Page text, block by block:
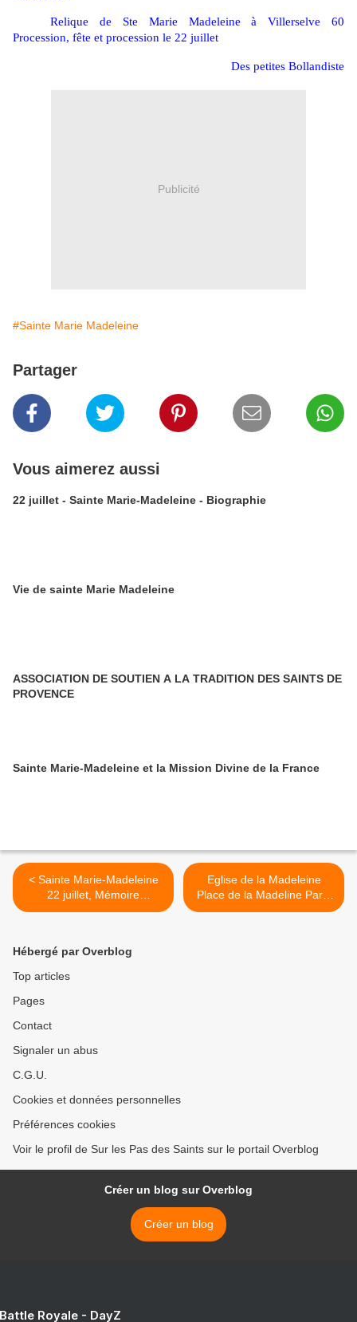
Relique de Ste Marie Madeleine à Villerselve 60
Procession, fête et procession le 22 juillet
Des petites Bollandiste
Publicité
#Sainte Marie Madeleine
Partager
Vous aimerez aussi
22 juillet - Sainte Marie-Madeleine - Biographie
Vie de sainte Marie Madeleine
ASSOCIATION DE SOUTIEN A LA TRADITION DES SAINTS DE
PROVENCE
Sainte Marie-Madeleine et la Mission Divine de la France
< Sainte Marie-Madeleine
22 juillet, Mémoire
obligatoire
Eglise de la Madeleine
Place de la Madeline Paris
Paris VIIIème (France) >
Hébergé par Overblog
Top articles
Pages
Contact
Signaler un abus
C.G.U.
Cookies et données personnelles
Préférences cookies
Voir le profil de Sur les Pas des Saints sur le portail Overblog
Créer un blog sur Overblog
Créer un blog
Royale - DayZ